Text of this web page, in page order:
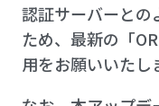
認証サーバーとのより安全な暗号通信を確保する
ため、最新の「
用をお願いいたし